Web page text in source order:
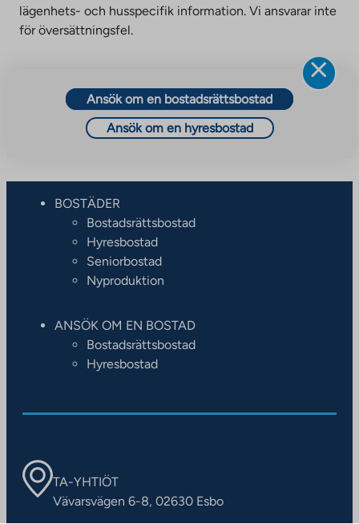
lägenhets- och husspecifik information. Vi ansvarar inte
för översättningsfel.
Ansök om en bostadsrättsbostad
Ansök om en hyresbostad
BOSTÄDER
Bostadsrättsbostad
Hyresbostad
Seniorbostad
Nyproduktion
ANSÖK OM EN BOSTAD
Bostadsrättsbostad
Hyresbostad
TA-YHTIÖT
Vävarsvägen 6-8, 02630 Esbo